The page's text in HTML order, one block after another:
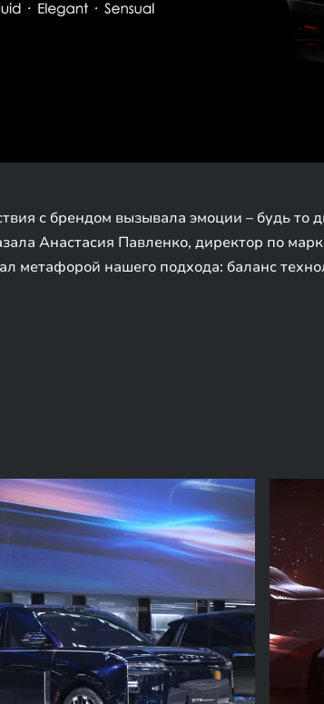
с брендом вызывала эмоции – будь то
Анастасия Павленко, директор по
метафорой нашего подхода: баланс